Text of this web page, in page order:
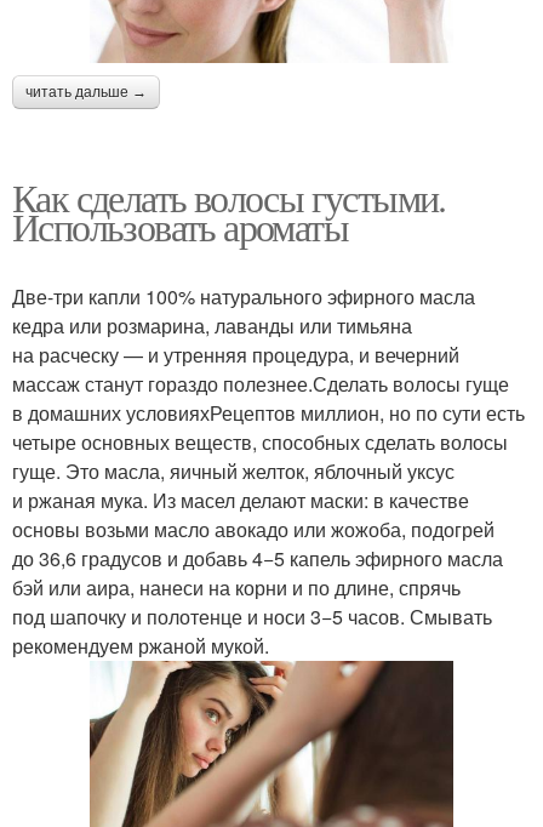
читать дальше →
Как сделать волосы густыми.
Использовать ароматы
Две-три капли 100% натурального эфирного масла
кедра или розмарина, лаванды или тимьяна
на расческу — и утренняя процедура, и вечерний
массаж станут гораздо полезнее.Сделать волосы гуще
в домашних условияхРецептов миллион, но по сути есть
четыре основных веществ, способных сделать волосы
гуще. Это масла, яичный желток, яблочный уксус
и ржаная мука. Из масел делают маски: в качестве
основы возьми масло авокадо или жожоба, подогрей
до 36,6 градусов и добавь 4−5 капель эфирного масла
бэй или аира, нанеси на корни и по длине, спрячь
под шапочку и полотенце и носи 3−5 часов. Смывать
рекомендуем ржаной мукой.